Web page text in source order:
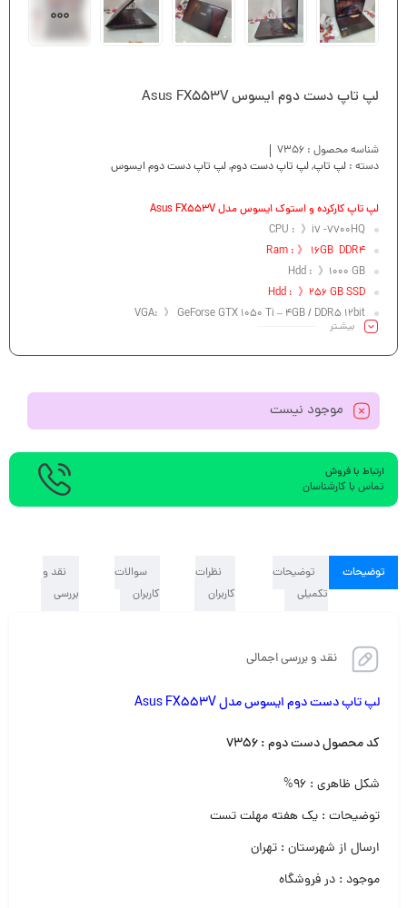
لپ تاپ دست دوم ایسوس Asus FX553V
شناسه محصول : 7356
دسته : لپ تاپ,لپ تاپ دست دوم,لپ تاپ دست دوم ایسوس
لپ تاپ کارکرده و استوک ایسوس مدل Asus FX553V
CPU : 》i7 -7700HQ
Ram : 》 16GB DDR4
Hdd : 》1000 GB
Hdd : 》256 GB SSD
VGA: 》 GeForse GTX 1050 Ti – 4GB / DDR5 12bit
Led : 》 15.6” FHD
بیشـتر
موجود نیست
ارتباط با فروش
تماس با کارشناسان
توضیحات
توضیحات
تکمیلی
نظرات
کاربران
سوالات
کاربران
نقد و
بررسی
نقد و بررسی اجمالی
لپ تاپ دست دوم ایسوس مدل
کد محصول دست دوم :۷۳۵۶
شکل ظاهری : ۹۶%
توضیحات : یک هفته مهلت تست
ارسال از شهرستان : تهران
موجود : در فروشگاه